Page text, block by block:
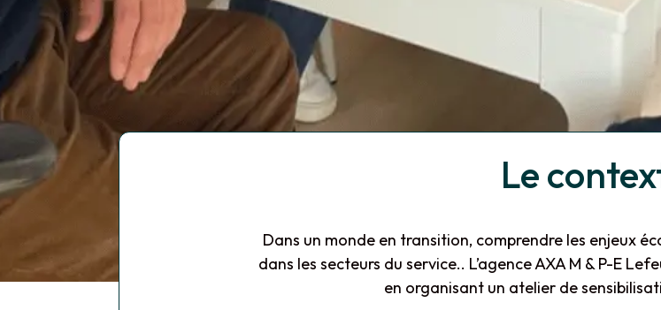
Le
Dans un monde en transition, comprendre les enjeux
dans les secteurs du service.. L’agence AXA M & P-E
en organisant un atelier de